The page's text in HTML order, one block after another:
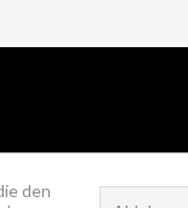
den